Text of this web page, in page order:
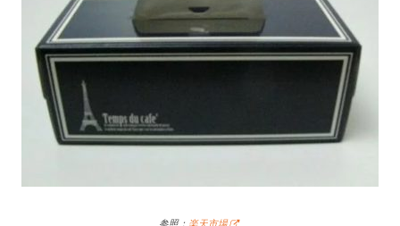
参照： 楽天市場